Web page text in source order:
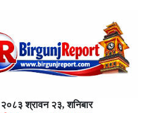
२०८३ श्रावन २३, शनिबार